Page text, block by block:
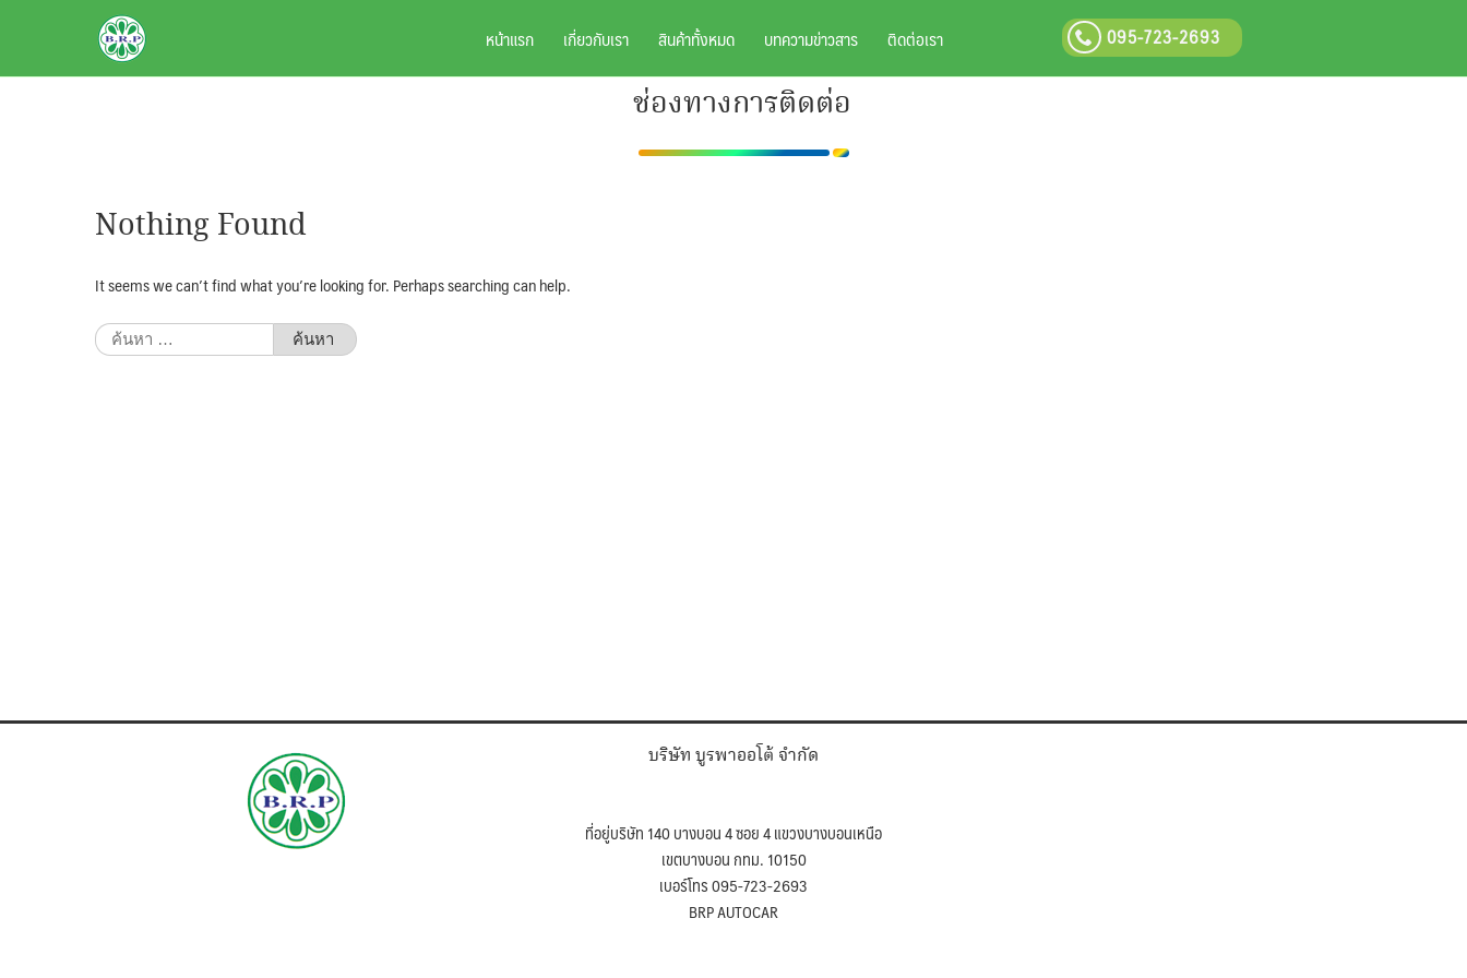
BRPAUTO.COM 095-723-2693
หน้าแรก เกี่ยวกับเรา สินค้าทั้งหมด บทความข่าวสาร ติดต่อเรา
ช่องทางการติดต่อ
Nothing Found
It seems we can’t find what you’re looking for. Perhaps searching can help.
ค้นหา
สำหรับ:
บริษัท บูรพาออโต้ จำกัด
ที่อยู่บริษัท 140 บางบอน 4 ซอย 4 แขวงบางบอนเหนือ
เขตบางบอน กทม. 10150
เบอร์โทร 095-723-2693
BRP AUTOCAR